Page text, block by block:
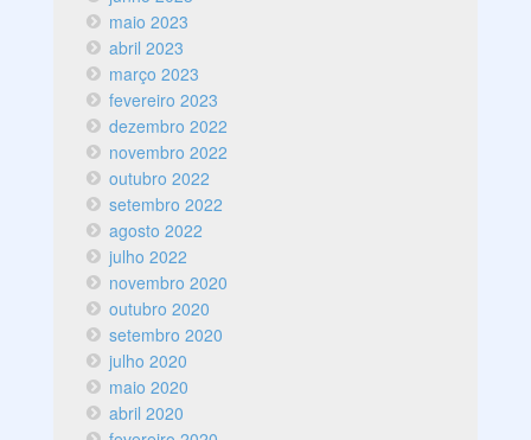
maio 2023
abril 2023
março 2023
fevereiro 2023
dezembro 2022
novembro 2022
outubro 2022
setembro 2022
agosto 2022
julho 2022
novembro 2020
outubro 2020
setembro 2020
julho 2020
maio 2020
abril 2020